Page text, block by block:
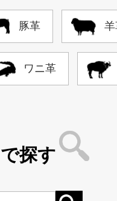
豚革
ワニ革
探す